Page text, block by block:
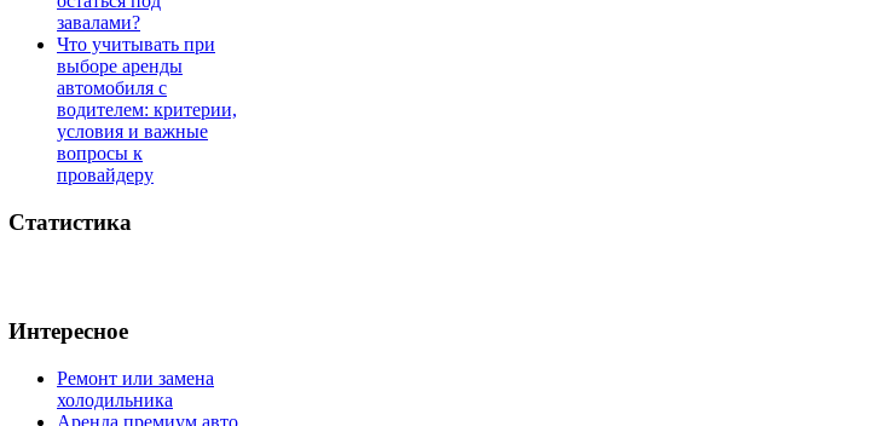
завалами?
Что учитывать при
выборе аренды
автомобиля с
водителем: критерии,
условия и важные
вопросы к
провайдеру
Статистика
Интересное
Ремонт или замена
холодильника